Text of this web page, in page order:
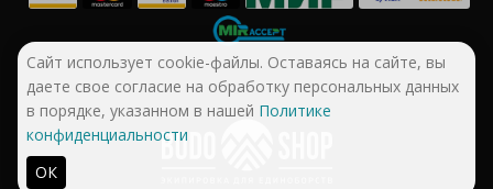
Сайт использует cookie-файлы. Оставаясь на сайте, вы
даете свое согласие на обработку персональных данных
в порядке, указанном в нашей Политике
конфиденциальности
ОК